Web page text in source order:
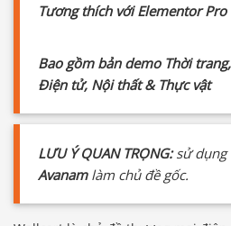
Tương thích với Elementor Pro
Bao gồm bản demo Thời
Điện tử, Nội thất & Thực vật
LƯU Ý QUAN TRỌNG:sử dụng
Avanamlàm chủ đề gốc.